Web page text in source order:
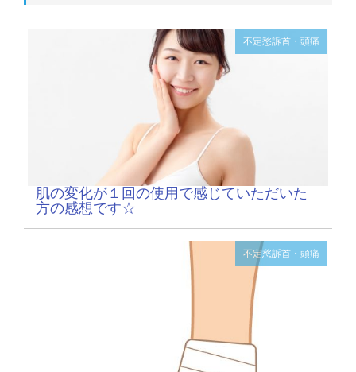
不定愁訴首・頭痛
肌の変化が１回の使用で感じていただいた
方の感想です☆
不定愁訴首・頭痛